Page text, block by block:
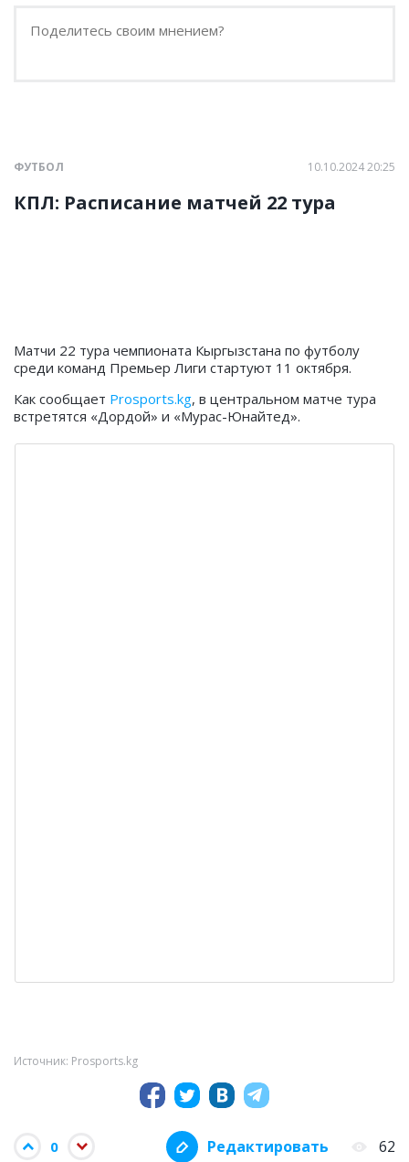
ФУТБОЛ 10.10.2024 20:25
КПЛ: Расписание матчей 22 тура
Матчи 22 тура чемпионата Кыргызстана по футболу
среди команд Премьер Лиги стартуют 11 октября.
Как сообщает Prosports.kg, в центральном матче тура
встретятся «Дордой» и «Мурас-Юнайтед».
Источник: Prosports.kg
0 Редактировать 62